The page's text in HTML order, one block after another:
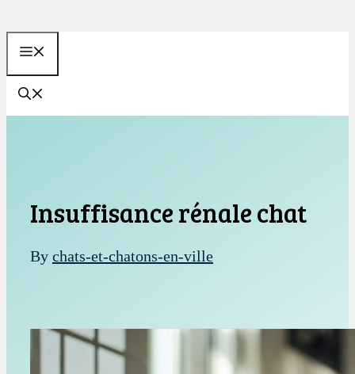
Aller
Insuffisance rénale chat
By chats-et-chatons-en-ville